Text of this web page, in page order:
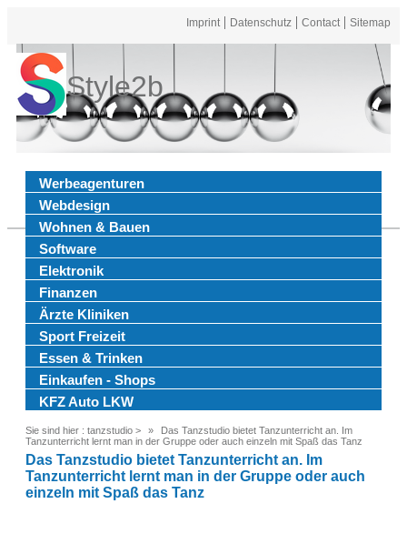
Imprint Datenschutz Contact Sitemap
Style2b
Werbeagenturen
Webdesign
Wohnen & Bauen
Software
Elektronik
Finanzen
Ärzte Kliniken
Sport Freizeit
Essen & Trinken
Einkaufen - Shops
KFZ Auto LKW
Sie sind hier : tanzstudio >
Das Tanzstudio bietet Tanzunterricht an. Im
Tanzunterricht lernt man in der Gruppe oder auch einzeln mit Spaß das Tanz
Das Tanzstudio bietet Tanzunterricht an. Im
Tanzunterricht lernt man in der Gruppe oder auch
einzeln mit Spaß das Tanz